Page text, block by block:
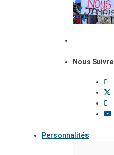
Nous Suivre
Personnalités